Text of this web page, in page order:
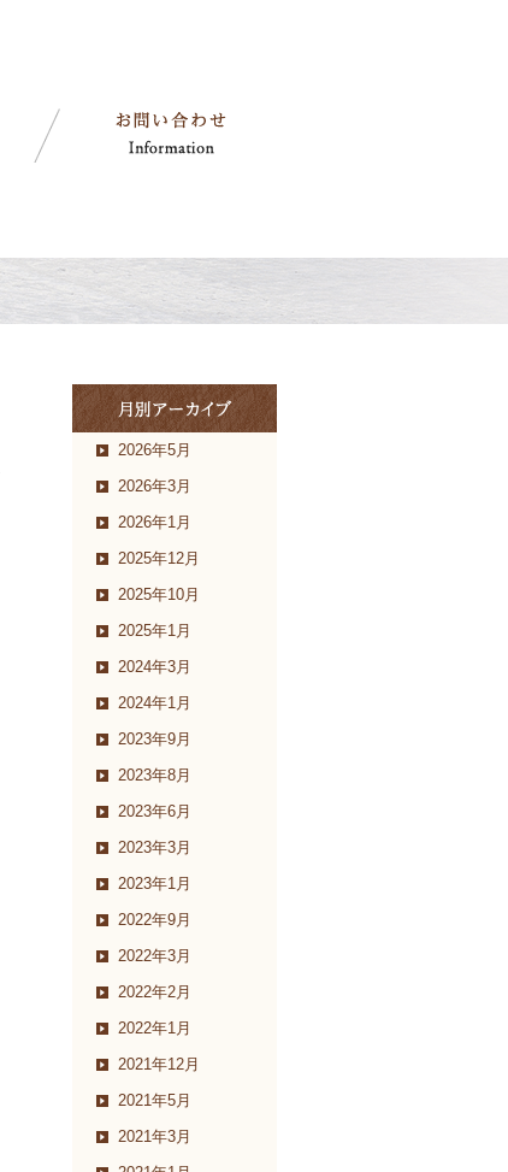
2026年5月
2026年3月
2026年1月
2025年12月
2025年10月
2025年1月
2024年3月
2024年1月
2023年9月
2023年8月
2023年6月
2023年3月
2023年1月
2022年9月
2022年3月
2022年2月
2022年1月
2021年12月
2021年5月
2021年3月